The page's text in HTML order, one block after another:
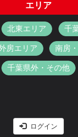
エリア
北東エリア 千
房エリア 南房
千葉県外・その他
ログイン